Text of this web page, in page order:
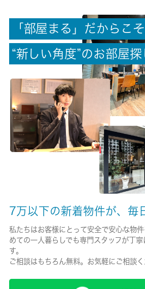
駐車場/料金
無/-
有/18000円
保険名/保険期間
ジャパン少額短期保険/2年
エルズサポート株式会社
賃貸区分/契約期間
一般/2年
「 部屋 ま る 」 だ か ら こ そ
“新 し い角 度”のお部屋探
7万以下の新着物件が、毎
私たちはお客様にとって安全で安心な物
めての一人暮らしでも専門スタッフが丁
す。
ご相談はもちろん無料。お気軽にご相談く